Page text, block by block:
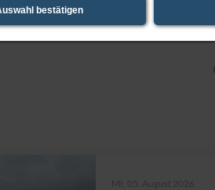
bestätigen
Sommerkrach am Lindenbach